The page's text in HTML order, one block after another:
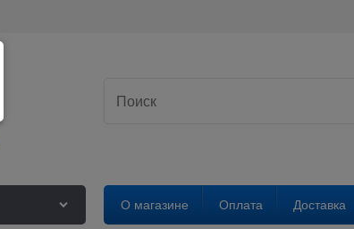
О магазине Оплата Доставка